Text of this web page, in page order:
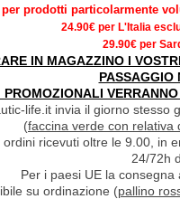
per prodotti particolarmente
24.90€ per L'Italia
29.90€ per
IN MAGAZZINO I
PASSAGGIO
PROMOZIONALI
life.it invia il giorno stesso
(faccina verde con relativa
ricevuti oltre le 9.00, in
24/72h
Per i paesi UE la consegna
su ordinazione (pallino